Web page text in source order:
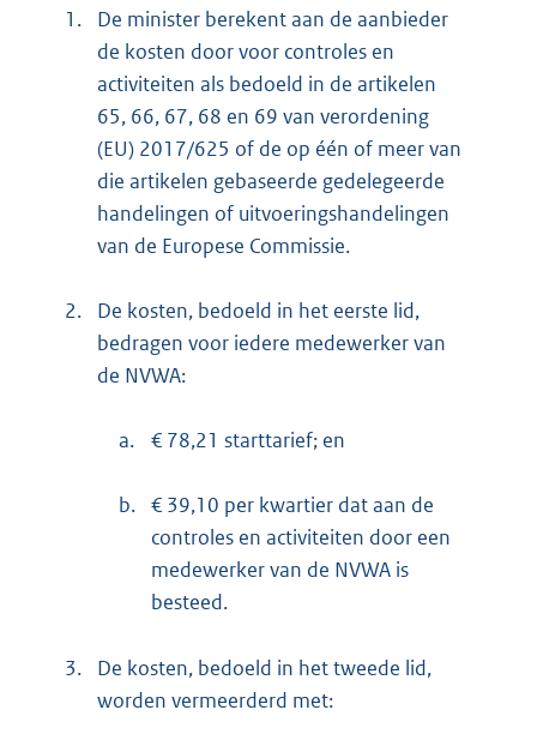
1.
De minister berekent aan de aanbieder
de kosten door voor controles en
activiteiten als bedoeld in de artikelen
65, 66, 67, 68 en 69 van verordening
(EU) 2017/625 of de op één of meer van
die artikelen gebaseerde gedelegeerde
handelingen of uitvoeringshandelingen
van de Europese Commissie.
2.
De kosten, bedoeld in het eerste lid,
bedragen voor iedere medewerker van
de NVWA:
a. € 78,21 starttarief; en
b. € 39,10 per kwartier dat aan de
controles en activiteiten door een
medewerker van de NVWA is
besteed.
3.
De kosten, bedoeld in het tweede lid,
worden vermeerderd met: